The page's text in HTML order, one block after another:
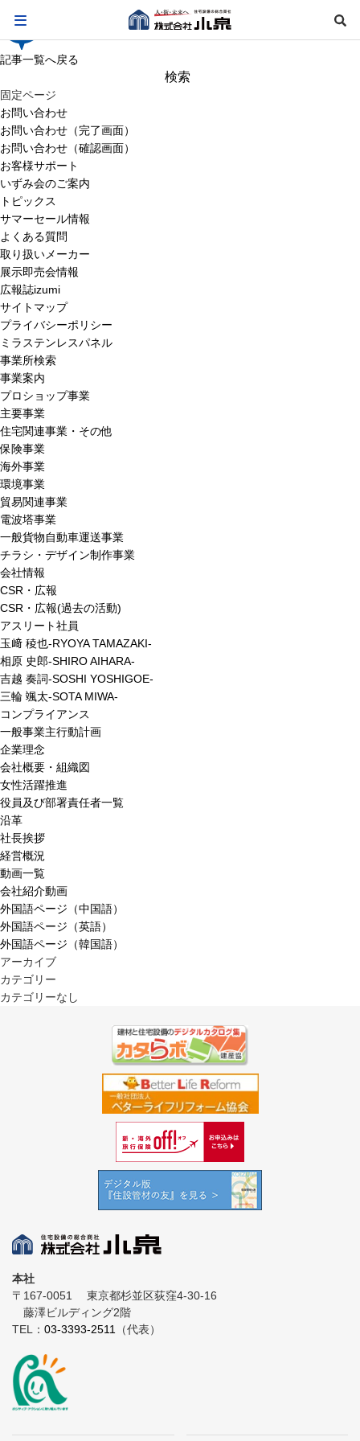
記事一覧へ戻る
索:
固定ページ
お問い合わせ
お問い合わせ（完了画面）
お問い合わせ（確認画面）
お客様サポート
いずみ会のご案内
トピックス
サマーセール情報
よくある質問
取り扱いメーカー
展示即売会情報
広報誌izumi
サイトマップ
プライバシーポリシー
ミラステンレスパネル
事業所検索
事業案内
プロショップ事業
主要事業
住宅関連事業・その他
保険事業
海外事業
環境事業
貿易関連事業
電波塔事業
一般貨物自動車運送事業
チラシ・デザイン制作事業
会社情報
CSR・広報
CSR・広報(過去の活動)
アスリート社員
玉﨑 稜也-RYOYA TAMAZAKI-
相原 史郎-SHIRO AIHARA-
吉越 奏詞-SOSHI YOSHIGOE-
三輪 颯太-SOTA MIWA-
コンプライアンス
一般事業主行動計画
企業理念
会社概要・組織図
女性活躍推進
役員及び部署責任者一覧
沿革
社長挨拶
経営概況
動画一覧
会社紹介動画
外国語ページ（中国語）
外国語ページ（英語）
外国語ページ（韓国語）
アーカイブ
カテゴリー
カテゴリーなし
本社
〒167-0051
東京都杉並区荻窪4-30-16
藤澤ビルディング2階
TEL： 03-3393-2511 （代表）